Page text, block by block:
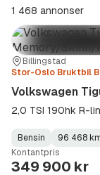
1 468 annonser
Sted:Billingstad
Forhandler:
Stor-Oslo Bruktbil
Volkswagen
2,0 TSI 190hk R-
Fuel
Type:
Bensin
Kilometerstand:
96 468
Model
Year:
Gearbox
Type:
Kontantpris
349 900 kr